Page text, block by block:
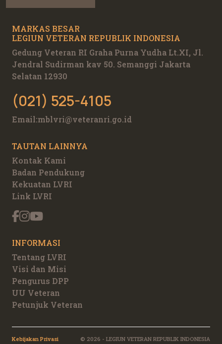
MARKAS BESAR
LEGIUN VETERAN REPUBLIK INDONESIA
Gedung Veteran RI Graha Purna Yudha Lt.XI, Jl.
Jendral Sudirman kav 50. Semanggi Jakarta
Selatan 12930
(021) 525-4105
Email:mblvri@veteranri.go.id
TAUTAN LAINNYA
Kontak Kami
Badan Pendukung
Kekuatan LVRI
Link LVRI
INFORMASI
Tentang LVRI
Visi dan Misi
Pengurus DPP
UU Veteran
Petunjuk Veteran
Kebijakan Privasi © 2026 - LEGIUN VETERAN REPUBLIK INDONESIA